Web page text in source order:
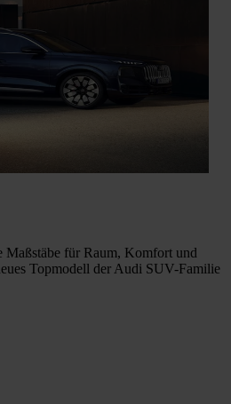
Maßstäbe für Raum, Komfort und
Topmodell der Audi SUV-Familie